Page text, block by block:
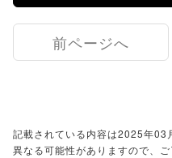
前ページへ
記載されている内容は2025年03
異なる可能性がありますので、ご